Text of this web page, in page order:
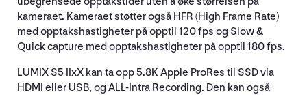
kameraet. Kameraet støtter også HFR (High Frame Rate)
med opptakshastigheter på opptil 120 fps og Slow &
Quick capture med opptakshastigheter på opptil 180 fps.
LUMIX S5 IIxX kan ta opp 5.8K Apple ProRes til SSD via
HDMI eller USB, og ALL-Intra Recording. Den kan også